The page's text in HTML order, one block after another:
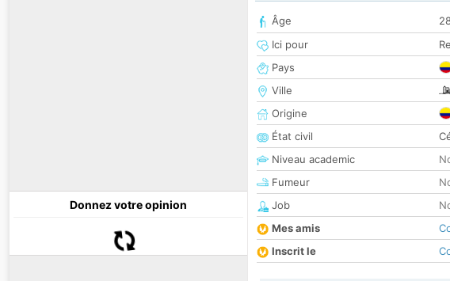
Donnez votre opinion
Âge
Ici pour
Pays
Ville
Origine
État civil
Niveau academic
Fumeur
Job
Mes amis
Inscrit le